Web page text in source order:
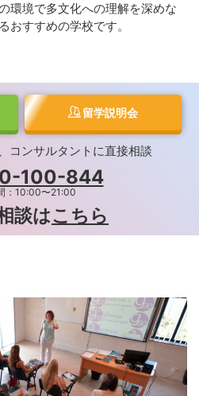
環境で多文化への理解を深めな
おすすめの学校です。
留学説明会
コンサルタントに直接相談
100-844
：10:00〜21:00
談はこちら